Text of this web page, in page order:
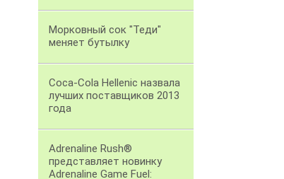
Морковный сок "Теди"
меняет бутылку
Coca-Cola Hellenic назвала
лучших поставщиков 2013
года
Adrenaline Rush®
представляет новинку
Adrenaline Game Fuel: